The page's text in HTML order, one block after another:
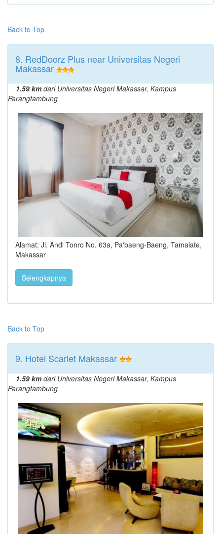
Back to Top
8. RedDoorz Plus near Universitas Negeri
Makassar
1.59 kmdari Universitas Negeri Makassar, Kampus
Parangtambung
Alamat: Jl. Andi Tonro No. 63a, Pa'baeng-Baeng, Tamalate,
Makassar
Selengkapnya
Back to Top
9. Hotel Scarlet Makassar
1.59 kmdari Universitas Negeri Makassar, Kampus
Parangtambung